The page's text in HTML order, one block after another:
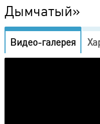
Дымчатый»
Видео-галерея